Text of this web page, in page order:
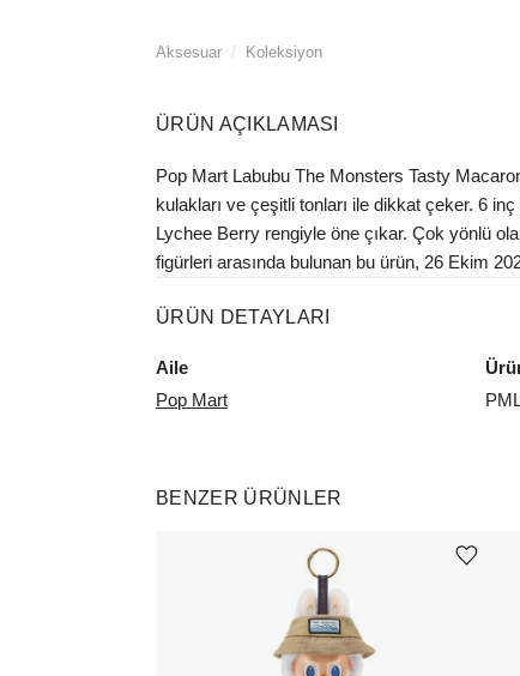
Aksesuar / Koleksiyon
ÜRÜN AÇIKLAMASI
Pop Mart Labubu The Monsters Tasty
kulakları ve çeşitli tonları ile dikkat çeker. 6
Lychee Berry rengiyle öne çıkar. Çok yönlü
figürleri arasında bulunan bu ürün, 26 Ekim
ÜRÜN DETAYLARI
Aile
Pop Mart
BENZER ÜRÜNLER
Ürünü istek listesine ekle veya listeden çıkar